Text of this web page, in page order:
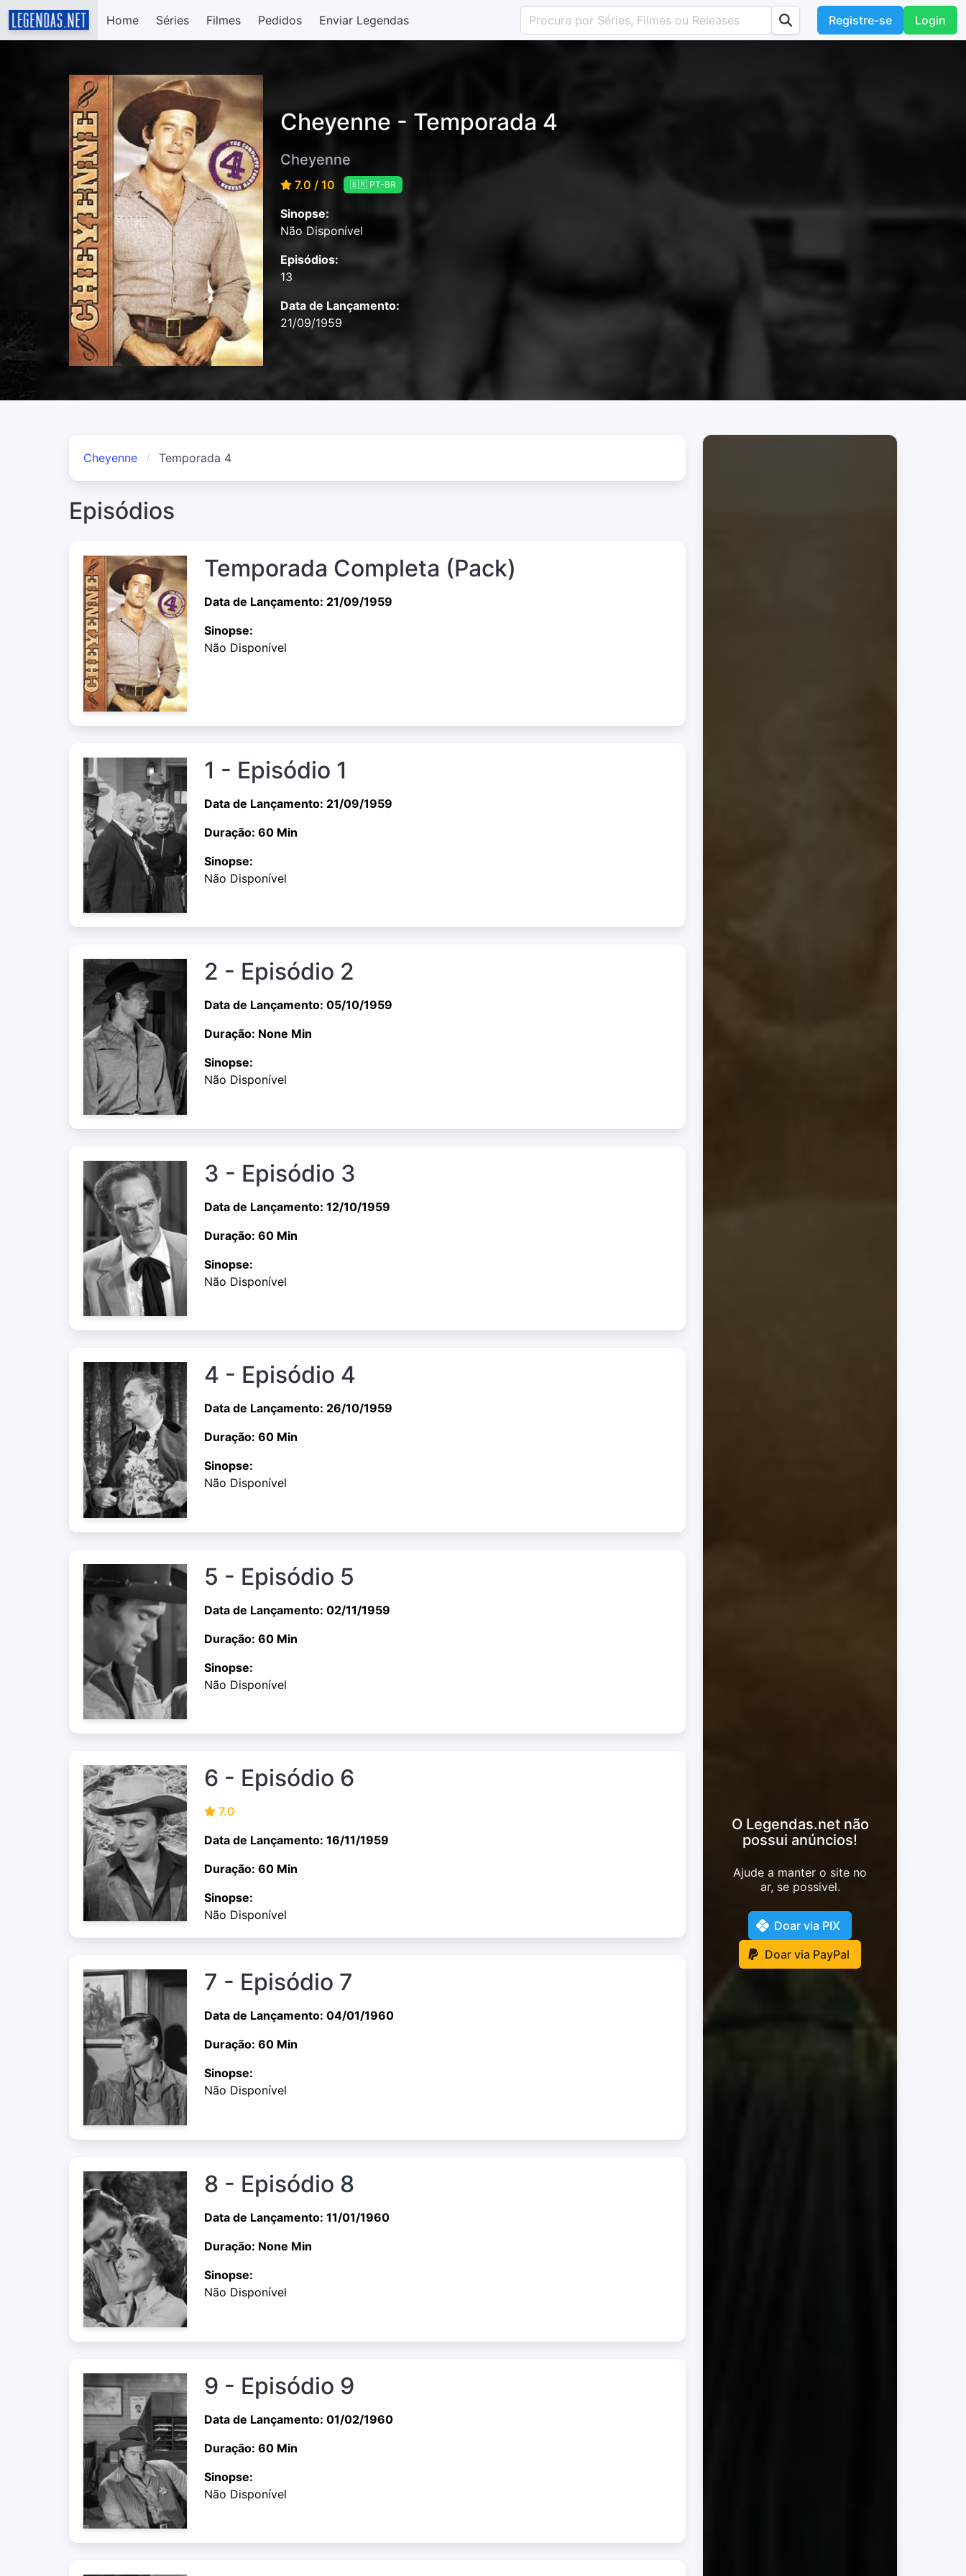
Home Séries Filmes Pedidos Enviar Legendas Registre-se Login
Cheyenne - Temporada 4
Cheyenne
7.0 / 10 🇧🇷 PT-BR
Sinopse:
Não Disponível
Episódios:
13
Data de Lançamento:
21/09/1959
Cheyenne Temporada 4
Episódios
Temporada Completa (Pack)
Data de Lançamento: 21/09/1959
Sinopse:
Não Disponível
1 - Episódio 1
Data de Lançamento: 21/09/1959
Duração: 60 Min
Sinopse:
Não Disponível
2 - Episódio 2
Data de Lançamento: 05/10/1959
Duração: None Min
Sinopse:
Não Disponível
3 - Episódio 3
Data de Lançamento: 12/10/1959
Duração: 60 Min
Sinopse:
Não Disponível
4 - Episódio 4
Data de Lançamento: 26/10/1959
Duração: 60 Min
Sinopse:
Não Disponível
5 - Episódio 5
Data de Lançamento: 02/11/1959
Duração: 60 Min
Sinopse:
Não Disponível
6 - Episódio 6
7.0
Data de Lançamento: 16/11/1959
Duração: 60 Min
Sinopse:
Não Disponível
7 - Episódio 7
Data de Lançamento: 04/01/1960
Duração: 60 Min
Sinopse:
Não Disponível
8 - Episódio 8
Data de Lançamento: 11/01/1960
Duração: None Min
Sinopse:
Não Disponível
9 - Episódio 9
Data de Lançamento: 01/02/1960
Duração: 60 Min
Sinopse:
Não Disponível
O Legendas.net não
possui anúncios!
Ajude a manter o site no
ar, se possivel.
Doar via PIX
Doar via PayPal